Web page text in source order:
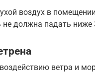
воздух в
должна падать ниже
ветра и